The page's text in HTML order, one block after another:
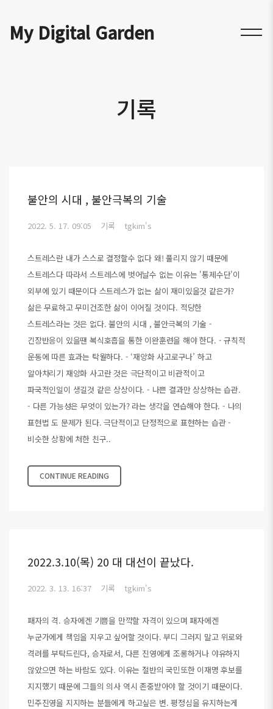
My Digital Garden
기록
불안의 시대 , 불안극복의 기술
2022. 5. 17. 09:05 기록 tgkim's
스트레스란 내가 스스로 결정할수 없다 왜! 풀리지 않기 때문에
스트레스다 따라서 스트레스에 벗어날수 없는 이유는 '통제수단'이
외부에 있기 때문이다 스트레스가 없는 삶이 재미있을것 같은가?
삶은 무료하고 무미건조한 삶이 이어질 것이다. 적당한
스트레스라는 것은 없다. 불안의 시대 , 불안극복의 기술 -
긴장반응이 있을땐 복식호흡을 통한 이완훈련을 해야 한다. - 규칙적
운동에 따른 효과는 탁월하다. - ‘재앙화 사고로구나’ 하고
알아차리기 재앙화 사고란 것은 극단적이고 비관적이고
파국적인일이 생길것 같은 상상이다. - 나쁜 결과만 상상하는 습관.
- 다른 가능성은 무엇이 있는가? 라는 생각을 연습해야 한다. - 나의
표현법 도 문제가 된다. 극단적이고 단정적으로 표현하는 습관 -
비슷한 상황에 처한 친구..
CONTINUE READING
2022.3.10(목) 20 대 대선이 끝났다.
2022. 3. 13. 16:37 기록 tgkim's
패자의 격. 승자에겐 기쁨을 만깍할 자격이 있으며 패자에겐
누군가에게 책임을 지우고 싶어할 것이다. 부디 그러지 말고 위로와
격려를 부탁드린다, 승자로서, 다른 진영에게 조롱하거나 야유하지
않았으면 하는 바람도 있다. 이유는 절반의 국민또한 이재명 후보를
지지했기 때문에 그들의 의사 역시 존중받아야 할 것이기 때문이다.
민주진영을 지지하는 분들에게 하고싶은 변. 평정심을 유지하는게